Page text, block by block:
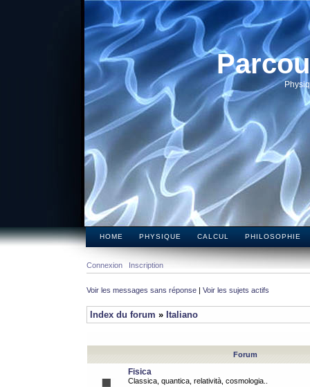
HOME PHYSIQUE CALCUL PHILOSOPHIE
Connexion Inscription
Voir les messages sans réponse | Voir les sujets actifs
Index du forum » Italiano
Forum
Fisica
Classica, quantica, relatività, cosmologia..